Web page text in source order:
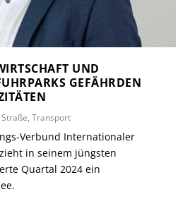
UND
GEFÄHRDEN
Straße,Transport
Verbund Internationaler
zieht in seinem jüngsten
Quartal 2024 ein